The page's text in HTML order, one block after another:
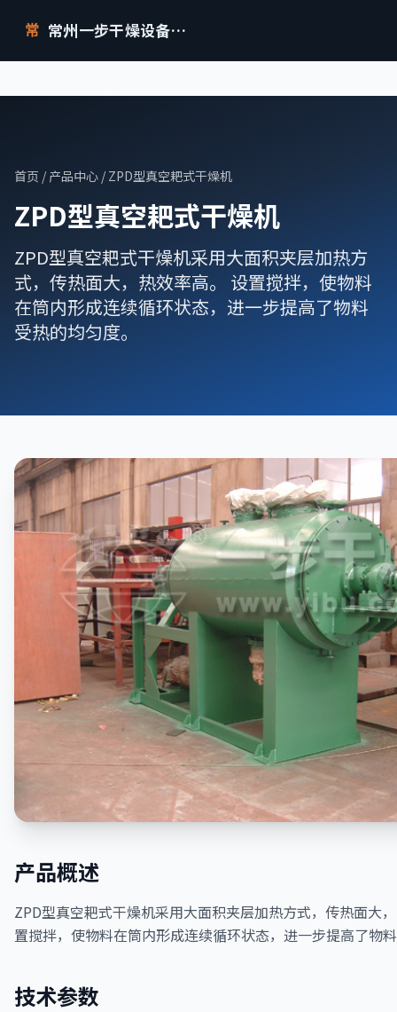
常 常州一步干燥设备有限公司
首页 / 产品中心 / ZPD型真空耙式干燥机
ZPD型真空耙式干燥机
ZPD型真空耙式干燥机采用大面积夹层加热方
式，传热面大，热效率高。 设置搅拌，使物料
在筒内形成连续循环状态，进一步提高了物料
受热的均匀度。
产品概述
ZPD型真空耙式干燥机采用大面积夹层加热方式，传热面大
置搅拌，使物料在筒内形成连续循环状态，进一步提高了物
技术参数